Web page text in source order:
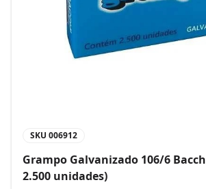
SKU 006912
Grampo Galvanizado 106/6
2.500 unidades)